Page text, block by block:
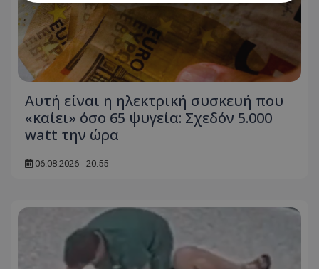
Αυτή είναι η ηλεκτρική συσκευή που
«καίει» όσο 65 ψυγεία: Σχεδόν 5.000
watt την ώρα
06.08.2026 - 20:55
Απολύτως απαραίτητα
Απόδοσης
Στόχευσης
Μη ταξινομημένα
Τα απολύτως απαραίτητα cookies επιτρέπουν
βασικές λειτουργίες του ιστότοπου, όπως τη
σύνδεση χρήστη και τη διαχείριση λογαριασμού.
Ο ιστότοπος δεν μπορεί να χρησιμοποιηθεί σωστά
χωρίς τα απολύτως απαραίτητα cookies.
Ονοματεπώνυμο